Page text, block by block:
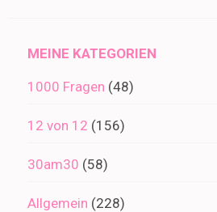
MEINE KATEGORIEN
1000 Fragen (48)
12 von 12 (156)
30am30 (58)
Allgemein (228)